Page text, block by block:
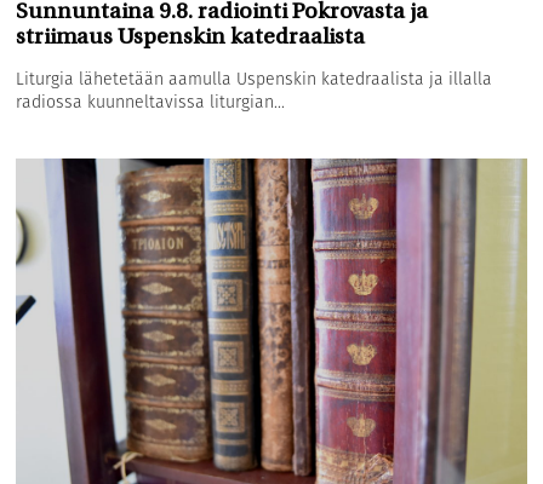
Sunnuntaina 9.8. radiointi Pokrovasta ja
striimaus Uspenskin katedraalista
Liturgia lähetetään aamulla Uspenskin katedraalista ja illalla
radiossa kuunneltavissa liturgian...